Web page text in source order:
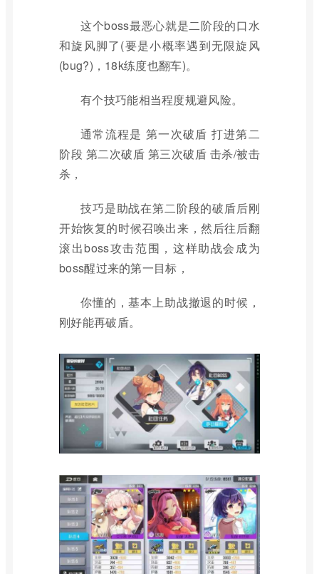
这个boss最恶心就是二阶段的口水
和旋风脚了(要是小概率遇到无限旋风
(bug?)，18k练度也翻车)。
有个技巧能相当程度规避风险。
通常流程是 第一次破盾 打进第二
阶段 第二次破盾 第三次破盾 击杀/被击
杀，
技巧是助战在第二阶段的破盾后刚
开始恢复的时候召唤出来，然后往后翻
滚出boss攻击范围，这样助战会成为
boss醒过来的第一目标，
你懂的，基本上助战撤退的时候，
刚好能再破盾。